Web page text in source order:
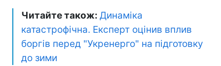
Читайте також: Динаміка
катастрофічна. Експерт оцінив вплив
боргів перед "Укренерго" на підготовку
до зими